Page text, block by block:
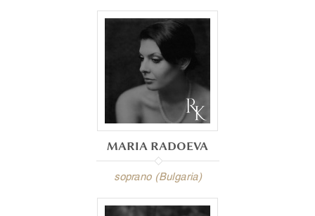
MARIA RADOEVA
soprano (Bulgaria)